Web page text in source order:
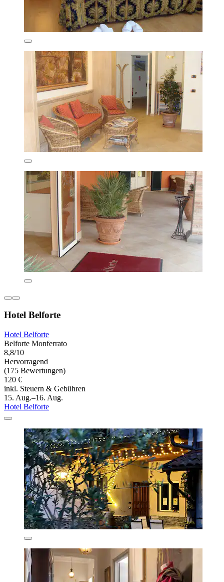
Hotel Belforte
Hotel Belforte
Belforte Monferrato
8,8/10
Hervorragend
(175 Bewertungen)
120 €
inkl. Steuern & Gebühren
15. Aug.–16. Aug.
Hotel Belforte